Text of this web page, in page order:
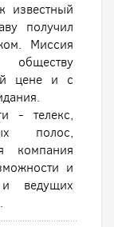
известный
получил
Миссия
цене и с
- телекс,
полос,
компания
и
ведущих